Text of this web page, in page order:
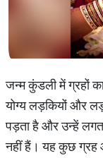
जन्म कुंडली में ग्रहों
योग्य लड़कियों और
पड़ता है और उन्हें
नहीं हैं। यह कुछ ग्रह